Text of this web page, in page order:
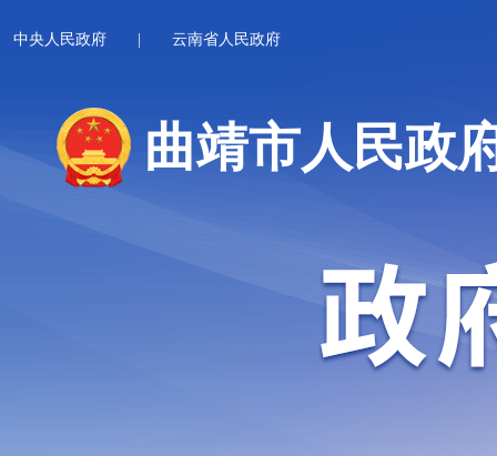
中央人民政府 云南省人民政府
曲靖市人民政